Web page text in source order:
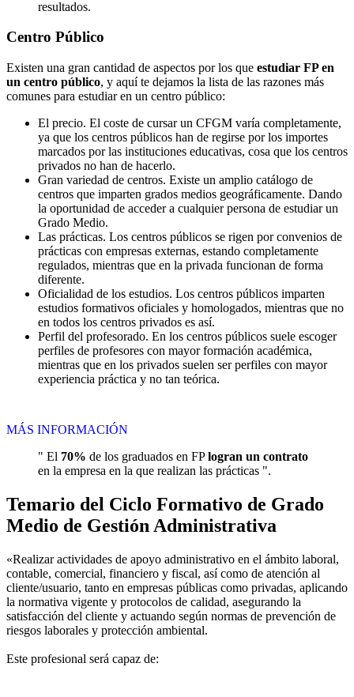
resultados.
Centro Público
Existen una gran cantidad de aspectos por los que estudiar FP en
un centro público, y aquí te dejamos la lista de las razones más
comunes para estudiar en un centro público:
El precio. El coste de cursar un CFGM varía completamente,
ya que los centros públicos han de regirse por los importes
marcados por las instituciones educativas, cosa que los centros
privados no han de hacerlo.
Gran variedad de centros. Existe un amplio catálogo de
centros que imparten grados medios geográficamente. Dando
la oportunidad de acceder a cualquier persona de estudiar un
Grado Medio.
Las prácticas. Los centros públicos se rigen por convenios de
prácticas con empresas externas, estando completamente
regulados, mientras que en la privada funcionan de forma
diferente.
Oficialidad de los estudios. Los centros públicos imparten
estudios formativos oficiales y homologados, mientras que no
en todos los centros privados es así.
Perfil del profesorado. En los centros públicos suele escoger
perfiles de profesores con mayor formación académica,
mientras que en los privados suelen ser perfiles con mayor
experiencia práctica y no tan teórica.
MÁS INFORMACIÓN
" El 70% de los graduados en FPlogran un contrato
en la empresa en la que realizan las prácticas ".
Temario del Ciclo Formativo de Grado
Medio de Gestión Administrativa
«Realizar actividades de apoyo administrativo en el ámbito laboral,
contable, comercial, financiero y fiscal, así como de atención al
cliente/usuario, tanto en empresas públicas como privadas, aplicando
la normativa vigente y protocolos de calidad, asegurando la
satisfacción del cliente y actuando según normas de prevención de
riesgos laborales y protección ambiental.
Este profesional será capaz de: